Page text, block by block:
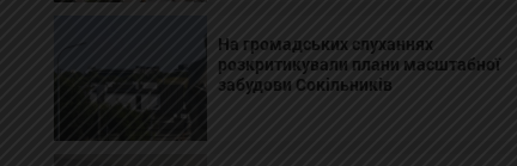
На громадських слуханнях
розкритикували плани масштабної
забудови Сокільників